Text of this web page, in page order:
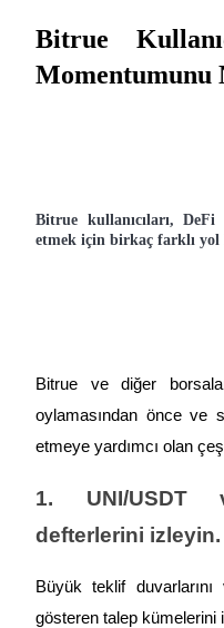
Bitrue
Momentumunu
Bitrue kullanıcıları,
etmek için birkaç farklı
Bitrue ve diğer
oylamasından önce ve
etmeye yardımcı olan
1. UNI/USDT
defterlerini izleyin.
Büyük teklif
gösteren talep kümelerini